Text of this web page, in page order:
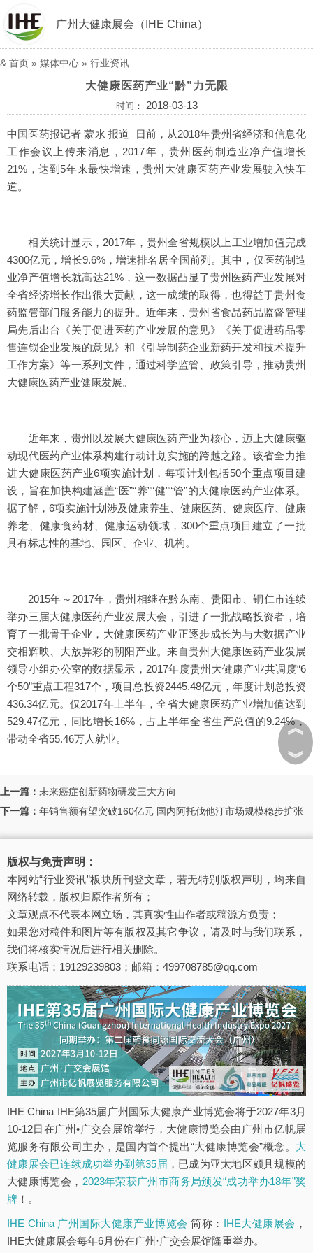
广州大健康展会（IHE China）
& 首页 » 媒体中心 » 行业资讯
大健康医药产业“黔”力无限
时间： 2018-03-13
中国医药报记者 蒙水 报道 日前，从2018年贵州省经济和信息化
工作会议上传来消息，2017年，贵州医药制造业净产值增长
21%，达到5年来最快增速，贵州大健康医药产业发展驶入快车
道。
相关统计显示，2017年，贵州全省规模以上工业增加值完成
4300亿元，增长9.6%，增速排名居全国前列。其中，仅医药制造
业净产值增长就高达21%，这一数据凸显了贵州医药产业发展对
全省经济增长作出很大贡献，这一成绩的取得，也得益于贵州食
药监管部门服务能力的提升。近年来，贵州省食品药品监督管理
局先后出台《关于促进医药产业发展的意见》《关于促进药品零
售连锁企业发展的意见》和《引导制药企业新药开发和技术提升
工作方案》等一系列文件，通过科学监管、政策引导，推动贵州
大健康医药产业健康发展。
近年来，贵州以发展大健康医药产业为核心，迈上大健康驱
动现代医药产业体系构建行动计划实施的跨越之路。该省全力推
进大健康医药产业6项实施计划，每项计划包括50个重点项目建
设，旨在加快构建涵盖“医”“养”“健”“管”的大健康医药产业体系。
据了解，6项实施计划涉及健康养生、健康医药、健康医疗、健康
养老、健康食药材、健康运动领域，300个重点项目建立了一批
具有标志性的基地、园区、企业、机构。
2015年～2017年，贵州相继在黔东南、贵阳市、铜仁市连续
举办三届大健康医药产业发展大会，引进了一批战略投资者，培
育了一批骨干企业，大健康医药产业正逐步成长为与大数据产业
交相辉映、大放异彩的朝阳产业。来自贵州大健康医药产业发展
领导小组办公室的数据显示，2017年度贵州大健康产业共调度“6
个50”重点工程317个，项目总投资2445.48亿元，年度计划总投资
436.34亿元。仅2017年上半年，全省大健康医药产业增加值达到
529.47亿元，同比增长16%，占上半年全省生产总值的9.24%，
带动全省55.46万人就业。
上一篇： 未来癌症创新药物研发三大方向
下一篇： 年销售额有望突破160亿元 国内阿托伐他汀市场规模稳步扩张
版权与免责声明：
本网站“行业资讯”板块所刊登文章，若无特别版权声明，均来自
网络转载，版权归原作者所有；
文章观点不代表本网立场，其真实性由作者或稿源方负责；
如果您对稿件和图片等有版权及其它争议，请及时与我们联系，
我们将核实情况后进行相关删除。
联系电话：19129239803；邮箱：499708785@qq.com
IHE China IHE第35届广州国际大健康产业博览会将于2027年3月
10-12日在广州•广交会展馆举行，大健康博览会由广州市亿帆展
览服务有限公司主办，是国内首个提出“大健康博览会”概念。 大
健康展会已连续成功举办到第35届 ，已成为亚太地区颇具规模的
大健康博览会， 2023年荣获广州市商务局颁发“成功举办18年”奖
牌 ！。
IHE China 广州国际大健康产业博览会 简称： IHE大健康展会 ，
IHE大健康展会每年6月份在广州·广交会展馆隆重举办。
︽
︾